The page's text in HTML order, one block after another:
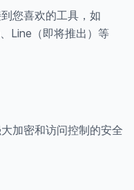
您喜欢的工具，如
Line（即将推出）等
加密和访问控制的安全